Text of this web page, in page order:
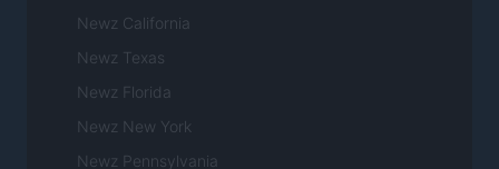
Newz California
Newz Texas
Newz Florida
Newz New York
Newz Pennsylvania